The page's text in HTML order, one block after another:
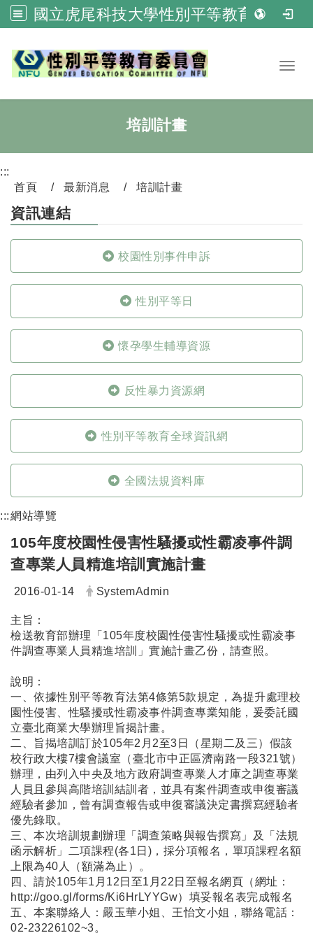
國立虎尾科技大學性別平等教育委員會
培訓計畫
:::
首頁
最新消息 培訓計畫
資訊連結
校園性別事件申訴
性別平等日
懷孕學生輔導資源
反性暴力資源網
性別平等教育全球資訊網
全國法規資料庫
:::網站導覽
105年度校園性侵害性騷擾或性霸凌事件調
查專業人員精進培訓實施計畫
日期：
2016-01-14 發布者：
SystemAdmin
主旨：
檢送教育部辦理「105年度校園性侵害性騷擾或性霸凌事
件調查專業人員精進培訓」實施計畫乙份，請查照。
說明：
一、依據性別平等教育法第4條第5款規定，為提升處理校
園性侵害、性騷擾或性霸凌事件調查專業知能，爰委託國
立臺北商業大學辦理旨揭計畫。
二、旨揭培訓訂於105年2月2至3日（星期二及三）假該
校行政大樓7樓會議室（臺北市中正區濟南路一段321號）
辦理，由列入中央及地方政府調查專業人才庫之調查專業
人員且參與高階培訓結訓者，並具有案件調查或申復審議
經驗者參加，曾有調查報告或申復審議決定書撰寫經驗者
優先錄取。
三、本次培訓規劃辦理「調查策略與報告撰寫」及「法規
函示解析」二項課程(各1日)，採分項報名，單項課程名額
上限為40人（額滿為止）。
四、請於105年1月12日至1月22日至報名網頁（網址：
http://goo.gl/forms/Ki6HrLYYGw）填妥報名表完成報名
五、本案聯絡人：嚴玉華小姐、王怡文小姐，聯絡電話：
02-23226102~3。